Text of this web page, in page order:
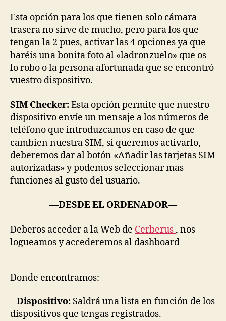
Esta opción para los que tienen solo cámara
trasera no sirve de mucho, pero para los que
tengan la 2 pues, activar las 4 opciones ya que
haréis una bonita foto al «ladronzuelo» que os
lo robo o la persona afortunada que se encontró
vuestro dispositivo.
SIM Checker:Esta opción permite que nuestro
dispositivo envíe un mensaje a los números de
teléfono que introduzcamos en caso de que
cambien nuestra SIM, si queremos activarlo,
deberemos dar al botón «Añadir las tarjetas SIM
autorizadas» y podemos seleccionar mas
funciones al gusto del usuario.
—DESDE EL ORDENADOR—
Deberos acceder a la Web de Cerberus , nos
logueamos y accederemos al dashboard
Donde encontramos:
–Dispositivo: Saldrá una lista en función de los
dispositivos que tengas registrados.